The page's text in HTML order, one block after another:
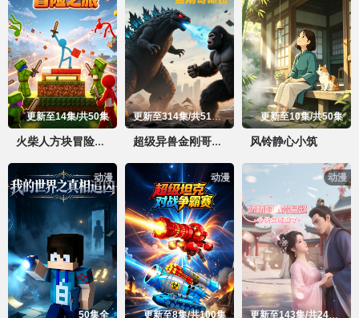
更新至14集/共50集
火柴人方块冒险之旅
更新至314集/共516集
超级异兽金刚哥斯拉
更新至10集/共50集
风铃静心小筑
动漫
50集全
动漫
更新至8集/共100集
动漫
更新至143集/共244集